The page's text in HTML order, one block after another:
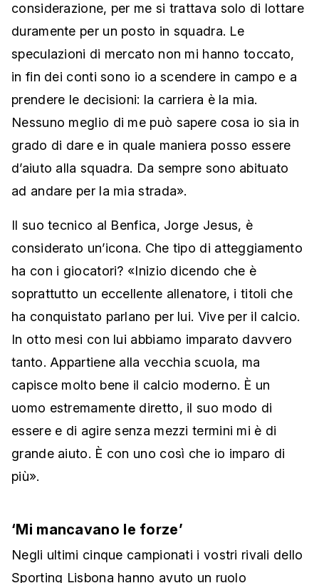
considerazione, per me si trattava solo di lottare
duramente per un posto in squadra. Le
speculazioni di mercato non mi hanno toccato,
in fin dei conti sono io a scendere in campo e a
prendere le decisioni: la carriera è la mia.
Nessuno meglio di me può sapere cosa io sia in
grado di dare e in quale maniera posso essere
d’aiuto alla squadra. Da sempre sono abituato
ad andare per la mia strada».
Il suo tecnico al Benfica, Jorge Jesus, è
considerato un’icona. Che tipo di atteggiamento
ha con i giocatori? «Inizio dicendo che è
soprattutto un eccellente allenatore, i titoli che
ha conquistato parlano per lui. Vive per il calcio.
In otto mesi con lui abbiamo imparato davvero
tanto. Appartiene alla vecchia scuola, ma
capisce molto bene il calcio moderno. È un
uomo estremamente diretto, il suo modo di
essere e di agire senza mezzi termini mi è di
grande aiuto. È con uno così che io imparo di
più».
‘Mi mancavano le forze’
Negli ultimi cinque campionati i vostri rivali dello
Sporting Lisbona hanno avuto un ruolo